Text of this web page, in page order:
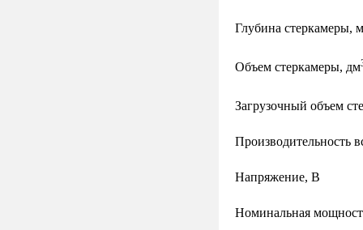
Глубина стеркамеры,
Объем стеркамеры, дм
Загрузочный объем
Производительность
Напряжение, В
Номинальная